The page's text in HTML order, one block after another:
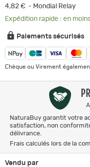
4,82 € - Mondial Relay
Expédition rapide : en
Paiements sécurisés
Chèque ou Virement
NaturaBuy garantit votre
satisfaction, non
délivrance.
Frais calculés lors de la
Vendu par